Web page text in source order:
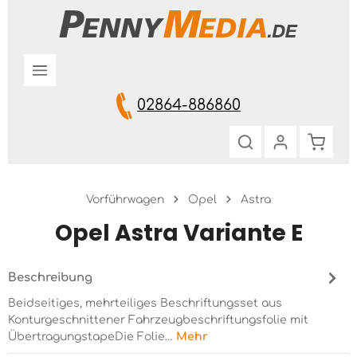
Zum Hauptinhalt springen
02864-886860
Vorführwagen Opel Astra
Opel Astra Variante E
Beschreibung
Beidseitiges, mehrteiliges Beschriftungsset aus
Konturgeschnittener Fahrzeugbeschriftungsfolie mit
ÜbertragungstapeDie Folie… Mehr